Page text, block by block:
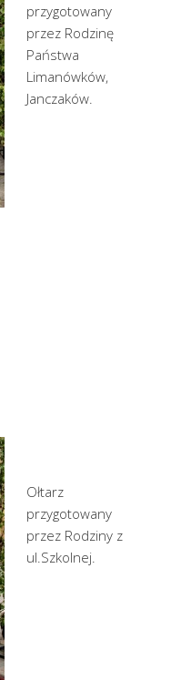
przygotowany
przez Rodzinę
Państwa
Limanówków,
Janczaków.
Ołtarz
przygotowany
przez Rodziny z
ul.Szkolnej.